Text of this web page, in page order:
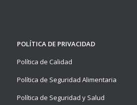
POLÍTICA DE PRIVACIDAD
Política de Calidad
Política de Seguridad Alimentaria
Política de Seguridad y Salud